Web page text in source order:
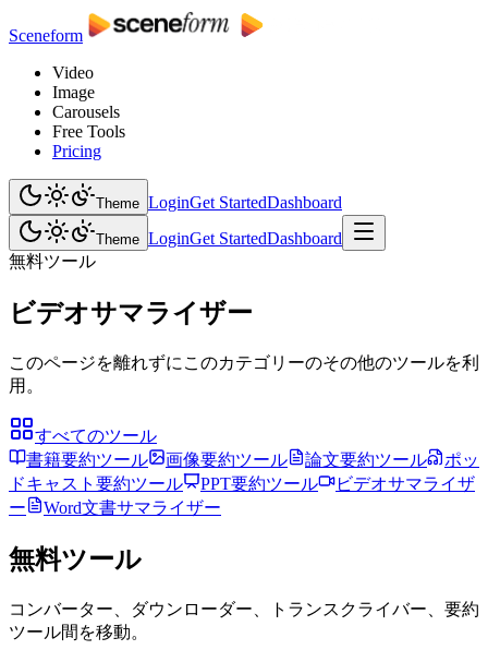
Sceneform
Video
Image
Carousels
Free Tools
Pricing
Theme LoginGet StartedDashboard
Theme LoginGet StartedDashboard
無料ツール
ビデオサマライザー
このページを離れずにこのカテゴリーのその他のツールを利
用。
すべてのツール
書籍要約ツール
画像要約ツール 論文要約ツール
ポッ
ドキャスト要約ツール
PPT要約ツール
ビデオサマライザ
ー
Word文書サマライザー
無料ツール
コンバーター、ダウンローダー、トランスクライバー、要約
ツール間を移動。